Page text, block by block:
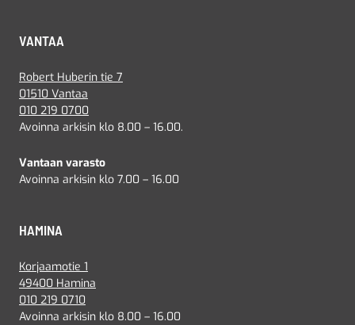
VANTAA
Robert Huberin tie 7
01510 Vantaa
010 219 0700
Avoinna arkisin klo 8.00 – 16.00.
Vantaan varasto
Avoinna arkisin klo 7.00 – 16.00
HAMINA
Korjaamotie 1
49400 Hamina
010 219 0710
Avoinna arkisin klo 8.00 – 16.00